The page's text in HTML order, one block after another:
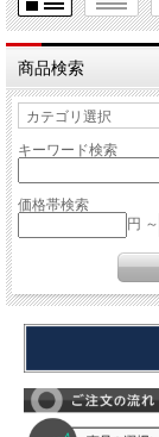
商品検索
キーワード検索
価格帯検索
円 ～